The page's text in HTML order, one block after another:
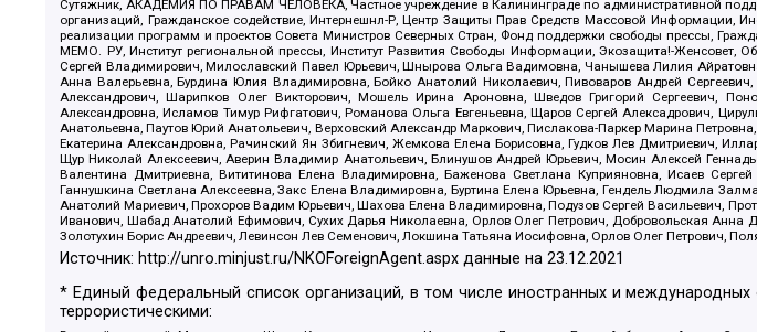
Сутяжник, АКАДЕМИЯ ПО ПРАВАМ ЧЕЛОВЕКА, Частное учреждение в Калининграде по административной
организаций, Гражданское содействие, Интернешнл-Р, Центр Защиты Прав Средств Массовой Информации,
реализации программ и проектов Совета Министров Северных Стран, Фонд поддержки свободы прессы,
МЕМО. РУ, Институт региональной прессы, Институт Развития Свободы Информации, Экозащита!-Женсовет,
Сергей Владимирович, Милославский Павел Юрьевич, Шнырова Ольга Вадимовна, Чанышева Лилия
Анна Валерьевна, Бурдина Юлия Владимировна, Бойко Анатолий Николаевич, Пивоваров Андрей
Александрович, Шарипков Олег Викторович, Мошель Ирина Ароновна, Шведов Григорий Сергеевич,
Александровна, Исламов Тимур Рифгатович, Романова Ольга Евгеньевна, Щаров Сергей Алексадрович,
Анатольевна, Паутов Юрий Анатольевич, Верховский Александр Маркович, Пислакова-Паркер Марина
Екатерина Александровна, Рачинский Ян Збигневич, Жемкова Елена Борисовна, Гудков Лев Дмитриевич,
Щур Николай Алексеевич, Аверин Владимир Анатольевич, Блинушов Андрей Юрьевич, Мосин Алексей
Валентина Дмитриевна, Вититинова Елена Владимировна, Баженова Светлана Куприяновна, Исаев
Ганнушкина Светлана Алексеевна, Закс Елена Владимировна, Буртина Елена Юрьевна, Гендель Людмила
Анатолий Мариевич, Прохоров Вадим Юрьевич, Шахова Елена Владимировна, Подузов Сергей Васильевич,
Иванович, Шабад Анатолий Ефимович, Сухих Дарья Николаевна, Орлов Олег Петрович, Добровольская
Золотухин Борис Андреевич, Левинсон Лев Семенович, Локшина Татьяна Иосифовна, Орлов Олег Петрович,
Источник: http://unro.minjust.ru/NKOForeignAgent.aspx данные на23.12.2021
* Единый федеральный список организаций, в том числе иностранных и
террористическими: